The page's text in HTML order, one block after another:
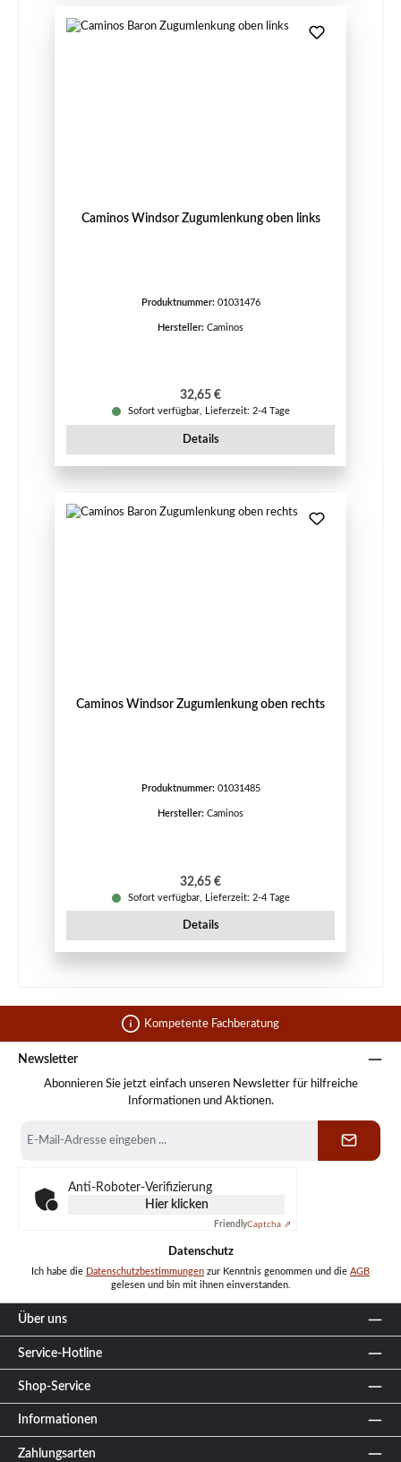
Caminos Windsor Zugumlenkung oben links
Produktnummer: 01031476
Hersteller: Caminos
Regulärer Preis:
32,65 €
Sofort verfügbar, Lieferzeit: 2-4 Tage
Details
Caminos Windsor Zugumlenkung oben rechts
Produktnummer: 01031485
Hersteller: Caminos
Regulärer Preis:
32,65 €
Sofort verfügbar, Lieferzeit: 2-4 Tage
Details
Kompetente Fachberatung
Newsletter
Abonnieren Sie jetzt einfach unseren Newsletter für hilfreiche
Informationen und Aktionen.
Mail-
Anti-Roboter-Verifizierung
Hier klicken
FriendlyCaptcha ⇗
Datenschutz
Ich habe die Datenschutzbestimmungen zur Kenntnis genommen und die AGB
gelesen und bin mit ihnen einverstanden.
Über uns
Service-Hotline
Shop-Service
Informationen
Zahlungsarten